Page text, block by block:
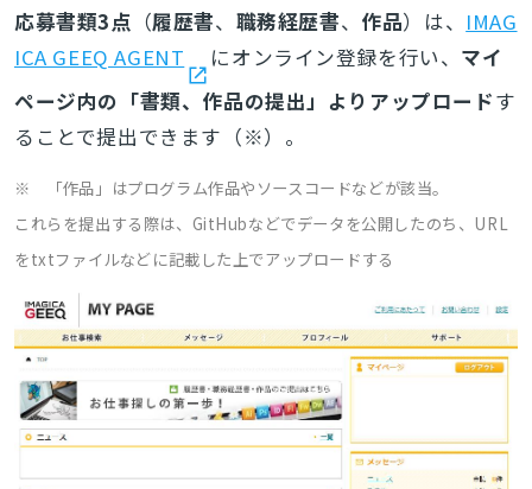
応募書類3点 （履歴書、 職務経歴書、 作品）は、 IMAG
ICA GEEQ AGENT
にオンライン登録を行い、 マイ
ページ内の「書類、作品の提出」よりアップロードす
ることで提出できます（※）。
※ 「作品」はプログラム作品やソースコードなどが該当。
これらを提出する際は、GitHubなどでデータを公開したのち、URL
をtxtファイルなどに記載した上でアップロードする